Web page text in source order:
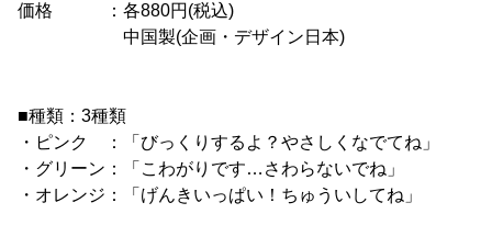
価格 ：各880円(税込)
中国製(企画・デザイン日本)
■種類：3種類
・ピンク ：「びっくりするよ？やさしくなでてね」
・グリーン：「こわがりです…さわらないでね」
・オレンジ：「げんきいっぱい！ちゅういしてね」